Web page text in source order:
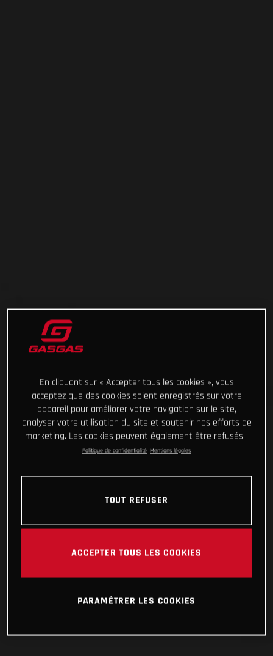
En cliquant sur « Accepter tous les cookies », vous
acceptez que des cookies soient enregistrés sur votre
appareil pour améliorer votre navigation sur le site,
analyser votre utilisation du site et soutenir nos efforts de
marketing. Les cookies peuvent également être refusés.
Politique de confidentialité Mentions légales
TOUT REFUSER
ACCEPTER TOUS LES COOKIES
PARAMÉTRER LES COOKIES